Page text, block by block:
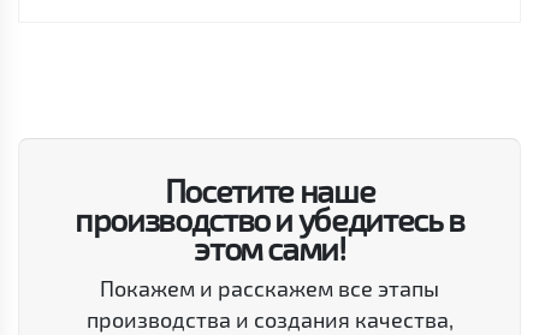
Посетите наше
производство и убедитесь в
этом сами!
Покажем и расскажем все этапы
производства и создания качества,